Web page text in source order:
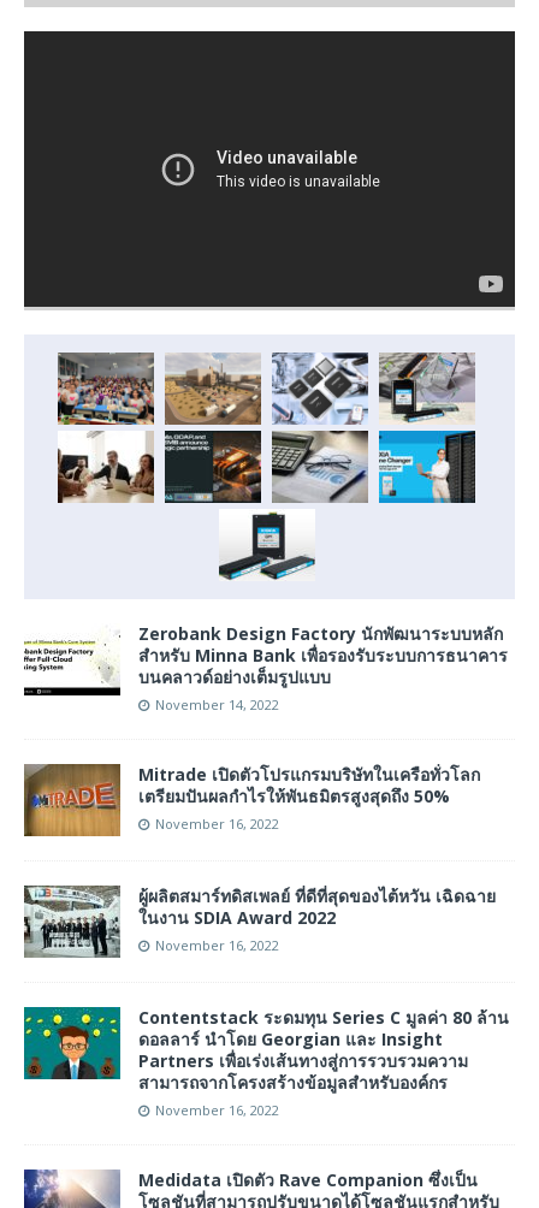
Zerobank Design Factory นักพัฒนาระบบหลัก
สำหรับ Minna Bank เพื่อรองรับระบบการธนาคาร
บนคลาวด์อย่างเต็มรูปแบบ
November 14, 2022
Mitrade เปิดตัวโปรแกรมบริษัทในเครือทั่วโลก
เตรียมปันผลกำไรให้พันธมิตรสูงสุดถึง 50%
November 16, 2022
ผู้ผลิตสมาร์ทดิสเพลย์ ที่ดีที่สุดของไต้หวัน เฉิดฉาย
ในงาน SDIA Award 2022
November 16, 2022
Contentstack ระดมทุน Series C มูลค่า 80 ล้าน
ดอลลาร์ นำโดย Georgian และ Insight
Partners เพื่อเร่งเส้นทางสู่การรวบรวมความ
สามารถจากโครงสร้างข้อมูลสำหรับองค์กร
November 16, 2022
Medidata เปิดตัว Rave Companion ซึ่งเป็น
โซลูชันที่สามารถปรับขนาดได้โซลูชันแรกสำหรับ